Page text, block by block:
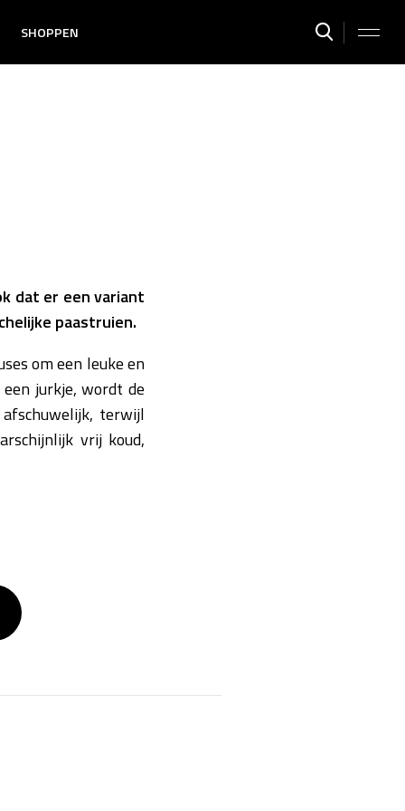
SHOPPEN
dat er een variant
paastruien.
om een leuke en
jurkje, wordt de
terwijl
vrij koud,